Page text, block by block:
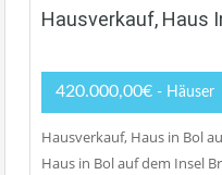
Hausverkauf, Haus
420.000,00€ - Häuser
Hausverkauf, Haus in Bol
Haus in Bol auf dem Insel